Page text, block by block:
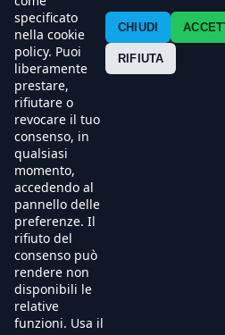
Contatti
specificato
nella cookie
policy. Puoi
liberamente
prestare,
rifiutare o
revocare il tuo
consenso, in
qualsiasi
momento,
accedendo al
pannello delle
preferenze. Il
rifiuto del
consenso può
rendere non
disponibili le
relative
funzioni. Usa il
CHIUDI
RIFIUTA